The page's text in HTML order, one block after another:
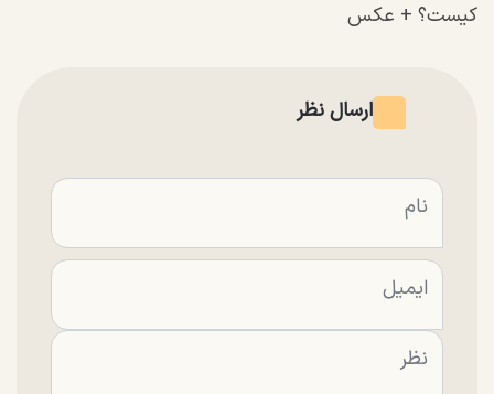
کیست؟ + عکس
ارسال نظر